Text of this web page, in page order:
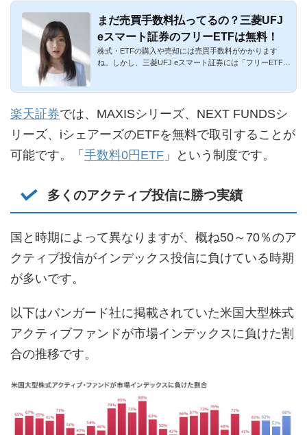
まだ売買手数料払ってるの？三菱UFJ
eスマート証券のフリーETFは無料！
株式・ETFの購入や売却には売買手数料がかかります
ね。しかし、三菱UFJ eスマート証券には「フリーETF」
楽天証券では、MAXISシリーズ、NEXT FUNDSシ
リーズ、iシェアーズのETFを無料で取引することが
可能です。「 手数料0円ETF 」という制度です。
多くのアクティブ投信に勝つ実績
国と時期によって異なりますが、概ね50～70％のア
クティブ投信がインデックス投信に負けている時期
が多いです。
以下はバンガード社に掲載されていた米国大型株式
アクティブファンドが市場インデックスに負けた割
合の推移です。